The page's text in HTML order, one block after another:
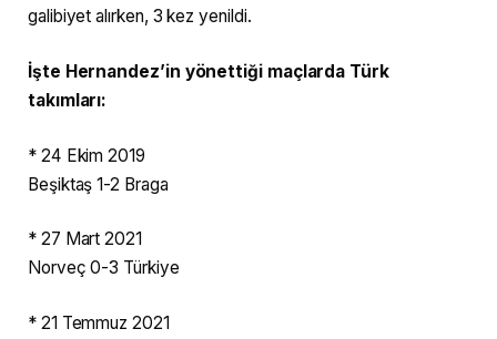
galibiyet alırken, 3 kez yenildi.
İşte Hernandez’in yönettiği maçlarda Türk
takımları:
* 24 Ekim 2019
Beşiktaş 1-2 Braga
* 27 Mart 2021
Norveç 0-3 Türkiye
* 21 Temmuz 2021